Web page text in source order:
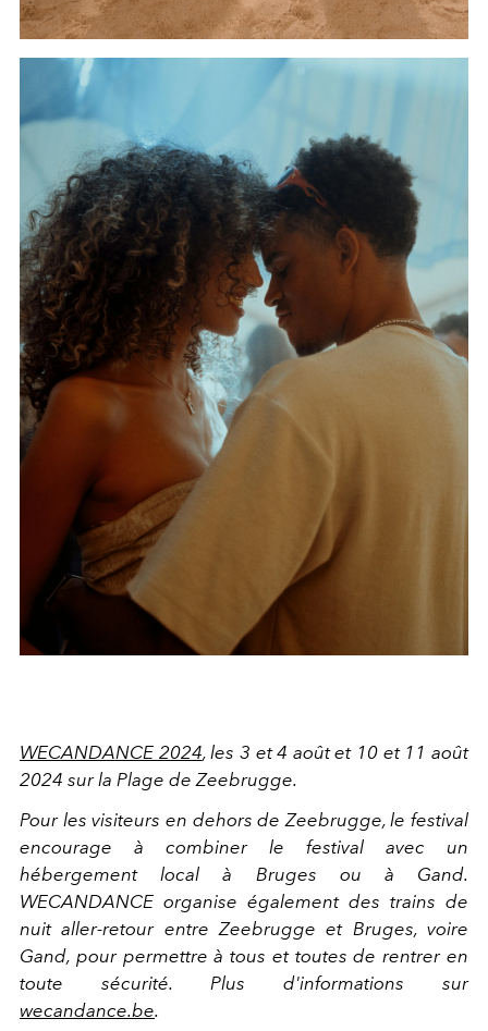
WECANDANCE 2024, les 3 et 4 août et 10 et 11 août
2024 sur la Plage de Zeebrugge.
Pour les visiteurs en dehors de Zeebrugge, le festival
encourage à combiner le festival avec un
hébergement local à Bruges ou à Gand.
WECANDANCE organise également des trains de
nuit aller-retour entre Zeebrugge et Bruges, voire
Gand, pour permettre à tous et toutes de rentrer en
toute sécurité. Plus d'informations sur
wecandance.be.